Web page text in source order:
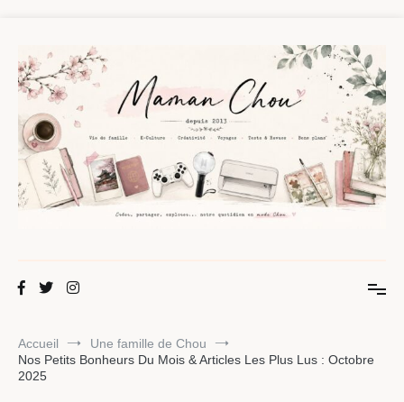
contenu
Maman Chou
Accueil
Une famille de Chou
Nos Petits Bonheurs Du Mois & Articles Les Plus Lus : Octobre
2025